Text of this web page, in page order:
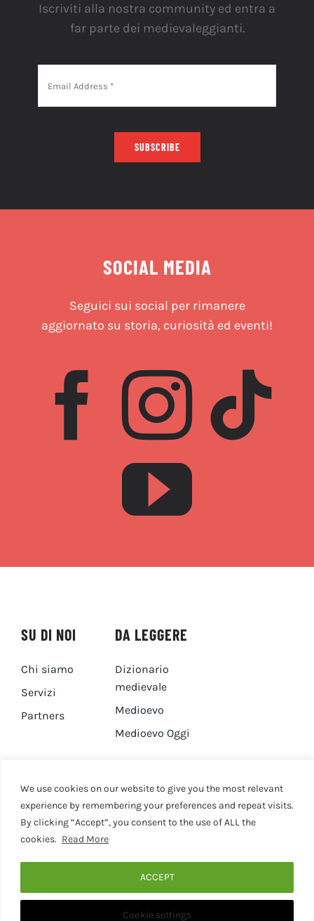
We use cookies on our website to give you the most relevant
experience by remembering your preferences and repeat visits.
By clicking “Accept”, you consent to the use of ALL the
cookies. Read More
Cookie settings
ACCEPT
Iscriviti alla nostra community ed entra a
far parte dei medievaleggianti.
SUBSCRIBE
SOCIAL MEDIA
Seguici sui social per rimanere
aggiornato su storia, curiosità ed eventi!
SU DI NOI
Chi siamo
Servizi
Partners
DA LEGGERE
Dizionario
medievale
Medioevo
Medioevo Oggi
DA GUARDARE
Canale YouTube
CONTATTI
Contatti